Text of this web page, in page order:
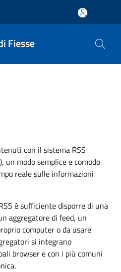
Fiesse
con il sistema RSS
un modo semplice e comodo
reale sulle informazioni
è sufficiente disporre di una
aggregatore di feed, un
computer o da usare
si integrano
browser e con i più comuni